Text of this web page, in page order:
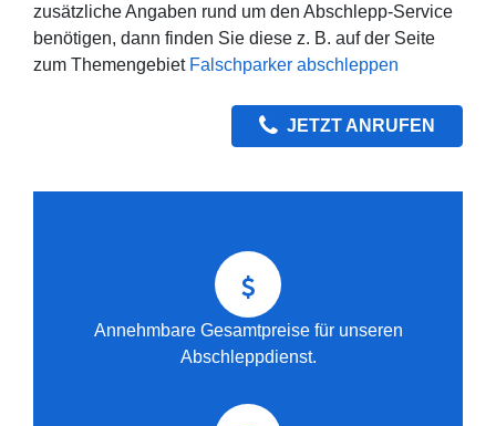
zusätzliche Angaben rund um den Abschlepp-Service
benötigen, dann finden Sie diese z. B. auf der Seite
zum Themengebiet Falschparker abschleppen
JETZT ANRUFEN
Annehmbare Gesamtpreise für unseren
Abschleppdienst.